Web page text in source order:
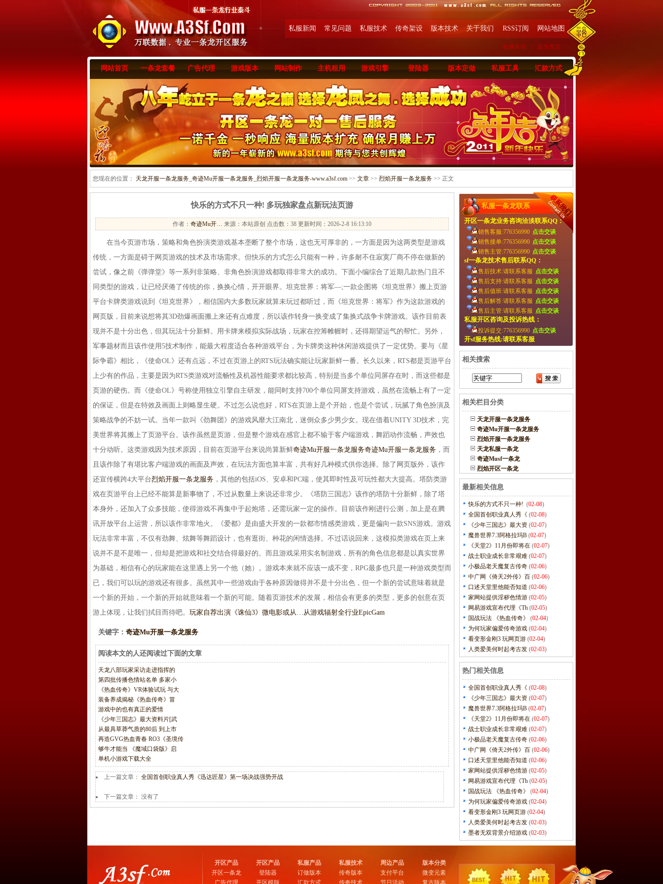
私服新闻 常见问题 私服技术 传奇架设 版本技术 关于我们 RSS订阅 网站地图
收藏本站 设为首页
网站首页 一条龙套餐 广告代理 游戏版本 网站制作 主机租用 游戏引擎 登陆器 版本定做 私服工具 汇款方式
您现在的位置： 天龙开服一条龙服务_奇迹Mu开服一条龙服务_烈焰开服一条龙服务-www.a3sf.com >> 文章 >> 烈焰开服一条龙服务 >> 正文
快乐的方式不只一种! 多玩独家盘点新玩法页游
作者： 奇迹Mu开… 来源：本站原创 点击数： 38 更新时间：2026-2-8 16:13:10
在当今页游市场，策略和角色扮演类游戏基本垄断了整个市场，这也无可厚非的，一方面是因为这两类型是游戏
传统，一方面是碍于网页游戏的技术及市场需求。但快乐的方式怎么只能有一种，许多耐不住寂寞厂商不停在做新的
尝试，像之前《弹弹堂》等一系列非策略、非角色扮演游戏都取得非常大的成功。下面小编综合了近期几款热门且不
同类型的游戏，让已经厌倦了传统的你，换换心情，开开眼界。坦克世界：将军—;一款企图将《坦克世界》搬上页游
平台卡牌类游戏说到《坦克世界》，相信国内大多数玩家就算未玩过都听过，而《坦克世界：将军》作为这款游戏的
网页版，目前来说想将其3D劲爆画面搬上来还有点难度，所以该作转身一换变成了集换式战争卡牌游戏。该作目前表
现并不是十分出色，但其玩法十分新鲜。用卡牌来模拟实际战场，玩家在控筹帷幄时，还得期望运气的帮忙。另外，
军事题材而且该作使用5技术制作，能最大程度适合各种游戏平台，为卡牌类这种休闲游戏提供了一定优势。要与《星
际争霸》相比，《使命OL》还有点远，不过在页游上的RTS玩法确实能让玩家新鲜一番。长久以来，RTS都是页游平台
上少有的作品，主要是因为RTS类游戏对流畅性及机器性能要求都比较高，特别是当多个单位同屏存在时，而这些都是
页游的硬伤。而《使命OL》号称使用独立引擎自主研发，能同时支持700个单位同屏支持游戏，虽然在流畅上有了一定
的保证，但是在特效及画面上则略显生硬。不过怎么说也好，RTS在页游上是个开始，也是个尝试，玩腻了角色扮演及
策略战争的不妨一试。当年一款叫《劲舞团》的游戏风靡大江南北，迷倒众多少男少女。现在借着UNITY 3D技术，完
美世界将其搬上了页游平台。该作虽然是页游，但是整个游戏在感官上都不输于客户端游戏，舞蹈动作流畅，声效也
十分动听。这类游戏因为技术原因，目前在页游平台来说尚算新鲜奇迹Mu开服一条龙服务奇迹Mu开服一条龙服务 ，而
且该作除了有堪比客户端游戏的画面及声效，在玩法方面也算丰富，共有好几种模式供你选择。除了网页版外，该作
还宣传横跨4大平台烈焰开服一条龙服务 ，其他的包括iOS、安卓和PC端，使其即时性及可玩性都大大提高。塔防类游
戏在页游平台上已经不能算是新事物了，不过从数量上来说还非常少。《塔防三国志》该作的塔防十分新鲜，除了塔
本身外，还加入了众多技能，使得游戏不再集中于起炮塔，还需玩家一定的操作。目前该作刚进行公测，加上是在腾
讯开放平台上运营，所以该作非常地火。《爱都》是由盛大开发的一款都市情感类游戏，更是偏向一款SNS游戏。游戏
玩法非常丰富，不仅有劲舞、炫舞等舞蹈设计，也有逛街、种花的闲情选择。不过话说回来，这模拟类游戏在页上来
说并不是不是唯一，但却是把游戏和社交结合得最好的。而且游戏采用实名制游戏，所有的角色信息都是以真实世界
为基础，相信有心的玩家能在这里遇上另一个他（她）。游戏本来就不应该一成不变，RPG最多也只是一种游戏类型而
已，我们可以玩的游戏还有很多。虽然其中一些游戏由于各种原因做得并不是十分出色，但一个新的尝试意味着就是
一个新的开始，一个新的开始就意味着一个新的可能。随着页游技术的发展，相信会有更多的类型，更多的创意在页
游上体现，让我们拭目而待吧。 玩家自荐出演《诛仙3》微电影或从…从游戏辐射全行业EpicGam
关键字： 奇迹Mu开服一条龙服务
阅读本文的人还阅读过下面的文章
天龙八部玩家采访走进指挥的
第四批传播色情站名单 多家小
《热血传奇》VR体验试玩 与大
装备养成揭秘《热血传奇》冒
游戏中的也有真正的爱情
《少年三国志》最大资料片[武
从最具草莽气质的80后 到上市
再造GVG热血青春 RO3《圣境传
够牛才能当 《魔域口袋版》启
单机小游戏下载大全
上一篇文章： 全国首创职业真人秀《迅达匠星》第一场决战强势开战
下一篇文章： 没有了
私服一条龙联系
开区一条龙业务咨询洽淡联系QQ：
销售客服:776356990 点击交谈
销售接单:776356990 点击交谈
销售主管:776356990 点击交谈
sf一条龙技术售后联系QQ：
售后技术:请联系客服 点击交谈
售后支持:请联系客服 点击交谈
售后值班:请联系客服 点击交谈
售后解答:请联系客服 点击交谈
售后主管:请联系客服 点击交谈
私服开区咨询及投诉热线：
投诉提交:776356990 点击交谈
开sf服务热线:请联系客服
相关搜索
相关栏目分类
天龙开服一条龙服务
奇迹Mu开服一条龙服务
烈焰开服一条龙服务
天龙私服一条龙
奇迹Musf一条龙
烈焰开区一条龙
最新相关信息
快乐的方式不只一种! (02-08)
全国首创职业真人秀《 (02-08)
《少年三国志》最大资 (02-07)
魔兽世界7.3阿格拉玛B (02-07)
《天堂2》11月份即将在 (02-07)
战士职业成长非常艰难 (02-07)
小极品老天魔复古传奇 (02-06)
中广网《倚天2外传》百 (02-06)
口述天堂里他能否知道 (02-06)
家网站提供淫秽色情游 (02-05)
网易游戏宣布代理《Th (02-05)
国战玩法 《热血传奇》
(02-04)
为何玩家偏爱传奇游戏 (02-04)
看变形金刚3 玩网页游 (02-04)
人类爱美何时起考古发 (02-03)
热门相关信息
全国首创职业真人秀《 (02-08)
《少年三国志》最大资 (02-07)
魔兽世界7.3阿格拉玛B (02-07)
《天堂2》11月份即将在 (02-07)
战士职业成长非常艰难 (02-07)
小极品老天魔复古传奇 (02-06)
中广网《倚天2外传》百 (02-06)
口述天堂里他能否知道 (02-06)
家网站提供淫秽色情游 (02-05)
网易游戏宣布代理《Th (02-05)
国战玩法 《热血传奇》
(02-04)
为何玩家偏爱传奇游戏 (02-04)
看变形金刚3 玩网页游 (02-04)
人类爱美何时起考古发 (02-03)
墨者无双背景介绍游戏 (02-03)
开区产品
开区一条龙
广告代理
开区产品
登陆器
开区模版
私服产品
订做版本
汇款方式
私服技术
传奇版本
传奇技术
周边产品
支付平台
节日活动
版本分类
微变元素
复古版本